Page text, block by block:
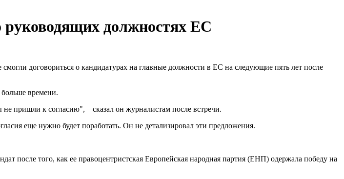
должностях ЕС
договориться о кандидатурах на главные должности в ЕС на следующие пять лет после
времени.
пришли к согласию", – сказал он журналистам после встречи.
еще нужно будет поработать. Он не детализировал эти предложения.
после того, как ее правоцентристская Европейская народная партия (ЕНП) одержала победу на